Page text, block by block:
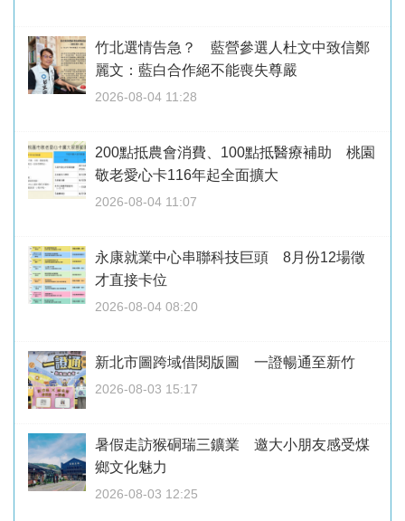
竹北選情告急？ 藍營參選人杜文中致信鄭
麗文：藍白合作絕不能喪失尊嚴
2026-08-04 11:28
200點抵農會消費、100點抵醫療補助 桃園
敬老愛心卡116年起全面擴大
2026-08-04 11:07
永康就業中心串聯科技巨頭 8月份12場徵
才直接卡位
2026-08-04 08:20
新北市圖跨域借閱版圖 一證暢通至新竹
2026-08-03 15:17
暑假走訪猴硐瑞三鑛業 邀大小朋友感受煤
鄉文化魅力
2026-08-03 12:25